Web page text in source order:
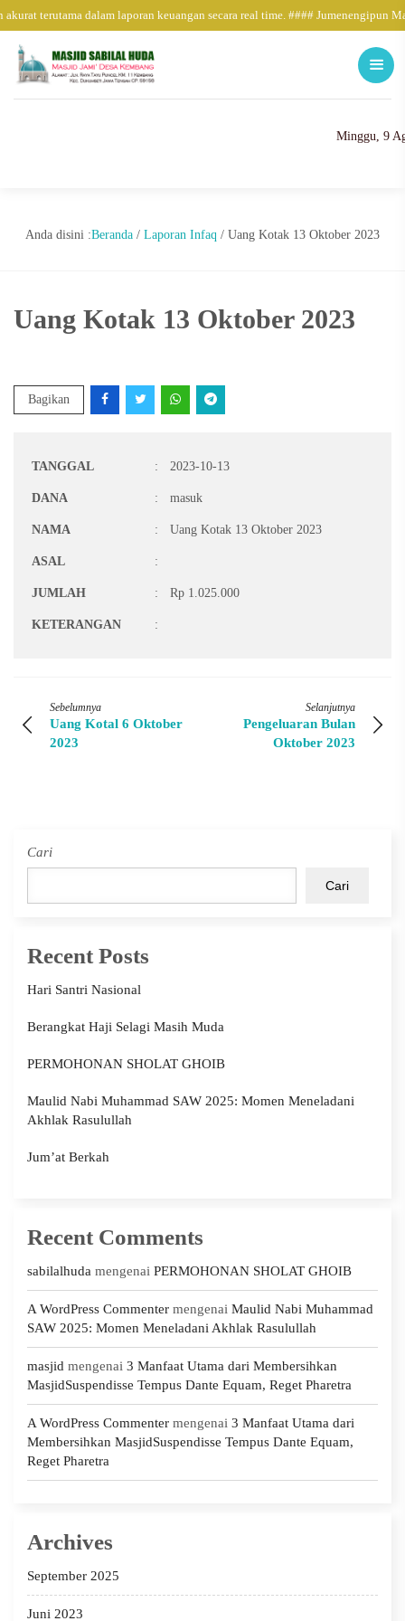
terutama dalam laporan keuangan secara real time. ####
Minggu, 9
Anda disini :Beranda / Laporan Infaq / Uang Kotak 13 Oktober 2023
Uang Kotak 13 Oktober 2023
Bagikan
TANGGAL : 2023-10-13
DANA : masuk
NAMA : Uang Kotak 13 Oktober 2023
ASAL :
JUMLAH : Rp 1.025.000
KETERANGAN :
Sebelumnya
Uang Kotal 6 Oktober
2023
Selanjutnya
Pengeluaran Bulan
Oktober 2023
Cari
Cari
Recent Posts
Hari Santri Nasional
Berangkat Haji Selagi Masih Muda
PERMOHONAN SHOLAT GHOIB
Maulid Nabi Muhammad SAW 2025: Momen Meneladani
Akhlak Rasulullah
Jum’at Berkah
Recent Comments
sabilalhuda mengenai PERMOHONAN SHOLAT GHOIB
A WordPress Commenter mengenai Maulid Nabi Muhammad
SAW 2025: Momen Meneladani Akhlak Rasulullah
masjid mengenai 3 Manfaat Utama dari Membersihkan
MasjidSuspendisse Tempus Dante Equam, Reget Pharetra
A WordPress Commenter mengenai 3 Manfaat Utama dari
Membersihkan MasjidSuspendisse Tempus Dante Equam,
Reget Pharetra
Archives
September 2025
Juni 2023